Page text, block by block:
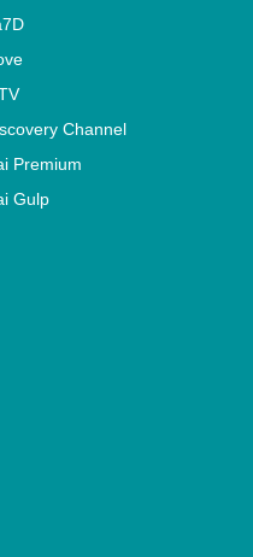
Channel
Premium
Gulp